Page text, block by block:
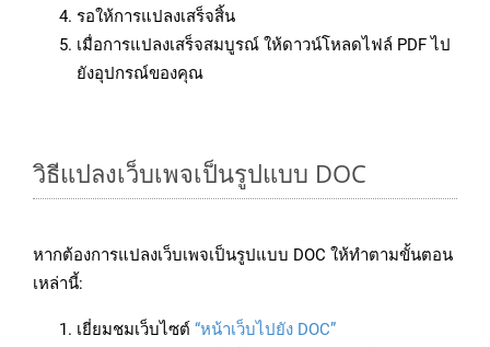
รอให้การแปลงเสร็จสิ้น
เมื่อการแปลงเสร็จสมบูรณ์ ให้ดาวน์โหลดไฟล์ PDF ไป
ยังอุปกรณ์ของคุณ
วิธีแปลงเว็บเพจเป็นรูปแบบ DOC
หากต้องการแปลงเว็บเพจเป็นรูปแบบ DOC ให้ทำตามขั้นตอน
เหล่านี้:
เยี่ยมชมเว็บไซต์ “หน้าเว็บไปยัง DOC”